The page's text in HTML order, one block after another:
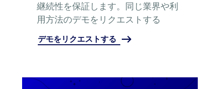
継続性を保証します。同じ業界や利
用方法のデモをリクエストする
デモをリクエストする